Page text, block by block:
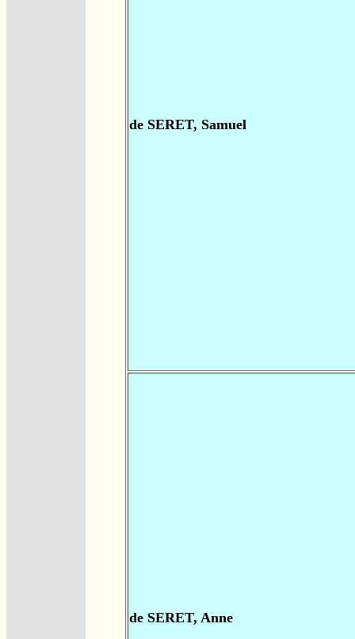
de SERET, Samuel
de SERET, Anne